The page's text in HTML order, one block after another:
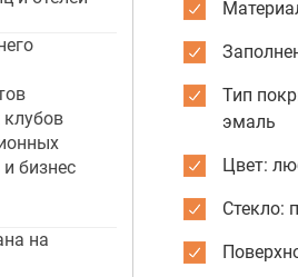
бизнес
на
Тип
эмаль
Цвет:
Стекло: